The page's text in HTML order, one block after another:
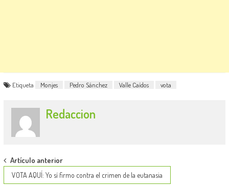
Etiqueta Monjes Pedro Sánchez Valle Caídos vota
Redaccion
Post
navigation
Artículo anterior
VOTA AQUÍ: Yo sí firmo contra el crimen de la eutanasia